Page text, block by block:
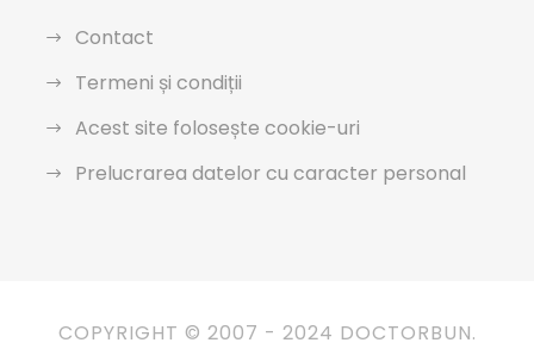
Contact
Termeni și condiții
Acest site folosește cookie-uri
Prelucrarea datelor cu caracter personal
COPYRIGHT © 2007 - 2024 DOCTORBUN.